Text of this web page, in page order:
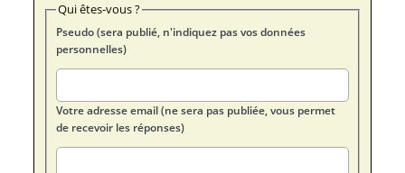
Qui êtes-vous ?
Pseudo (sera publié, n'indiquez pas vos données
personnelles)
Votre adresse email (ne sera pas publiée, vous permet
de recevoir les réponses)